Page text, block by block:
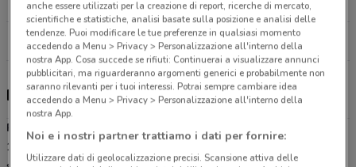
Tutti i negozi Panino Giusto
Panino Giusto, offerte e ristoranti
Panino Giusto è una sofisticata panineria
che nasce a MIlano nel
1979. Esprime tutta la sua eccellenza in un mix di prodotto e
anche essere utilizzati per la creazione di report, ricerche di mercato,
scientifiche e statistiche, analisi basate sulla posizione e analisi delle
tendenze. Puoi modificare le tue preferenze in qualsiasi momento
accedendo a Menu > Privacy > Personalizzazione all'interno della
nostra App. Cosa succede se rifiuti: Continuerai a visualizzare annunci
pubblicitari, ma riguarderanno argomenti generici e probabilmente non
saranno rilevanti per i tuoi interessi. Potrai sempre cambiare idea
accedendo a Menu > Privacy > Personalizzazione all'interno della
nostra App.
Noi e i nostri partner trattiamo i dati per fornire:
Utilizzare dati di geolocalizzazione precisi. Scansione attiva delle